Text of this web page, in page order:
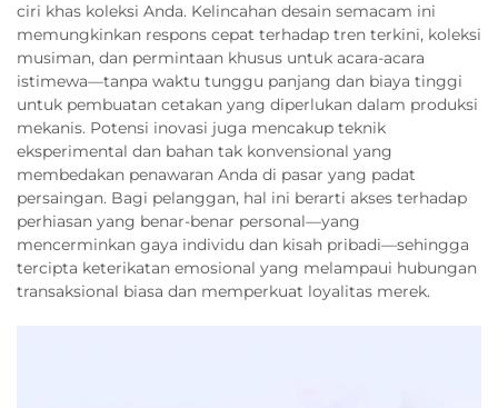
ciri khas koleksi Anda. Kelincahan desain semacam ini
memungkinkan respons cepat terhadap tren terkini, koleksi
musiman, dan permintaan khusus untuk acara-acara
istimewa—tanpa waktu tunggu panjang dan biaya tinggi
untuk pembuatan cetakan yang diperlukan dalam produksi
mekanis. Potensi inovasi juga mencakup teknik
eksperimental dan bahan tak konvensional yang
membedakan penawaran Anda di pasar yang padat
persaingan. Bagi pelanggan, hal ini berarti akses terhadap
perhiasan yang benar-benar personal—yang
mencerminkan gaya individu dan kisah pribadi—sehingga
tercipta keterikatan emosional yang melampaui hubungan
transaksional biasa dan memperkuat loyalitas merek.